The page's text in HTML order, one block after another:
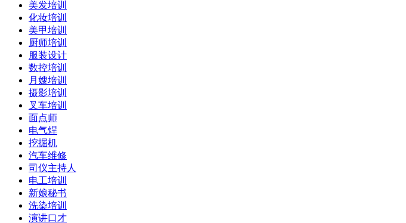
美发培训
化妆培训
美甲培训
厨师培训
服装设计
数控培训
月嫂培训
摄影培训
叉车培训
面点师
电气焊
挖掘机
汽车维修
司仪主持人
电工培训
新娘秘书
洗染培训
演讲口才